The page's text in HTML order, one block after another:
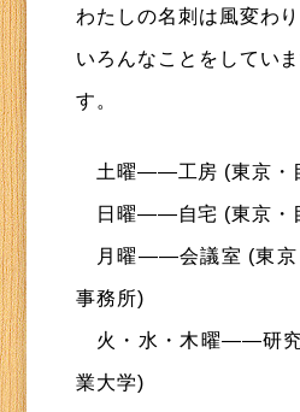
わたしの名刺は風変わ
いろんなことをしてい
す。
土曜——工房 (東京・
日曜――自宅 (東京・
月曜――会議室 (東京
事務所)
火・水・木曜――研究
業大学)